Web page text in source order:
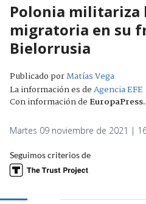
Polonia militariza
migratoria en su
Bielorrusia
Publicado porMatías Vega
La información es deAgencia EFE
Con información de EuropaPress.
Martes 09 noviembre de 2021 |
Seguimos criterios de